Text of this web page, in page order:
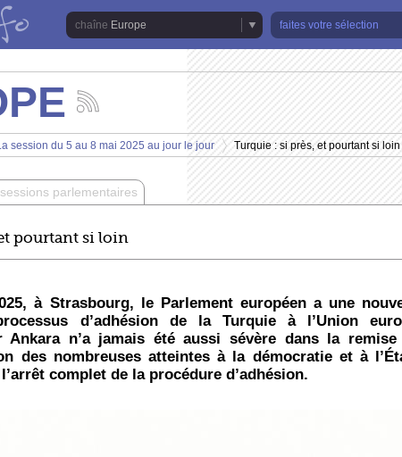
Europe
faites votre sélection
les
actualités
de
chaîne
Europe
session du 5 au 8 mai 2025 au jour le jour
>
Turquie : si près, et pourtant si loin
parlementaires
pourtant si loin
à Strasbourg, le Parlement européen a une
d’adhésion de la Turquie à l’Union
Ankara n’a jamais été aussi sévère dans la
des nombreuses atteintes à la démocratie et à
complet de la procédure d’adhésion.